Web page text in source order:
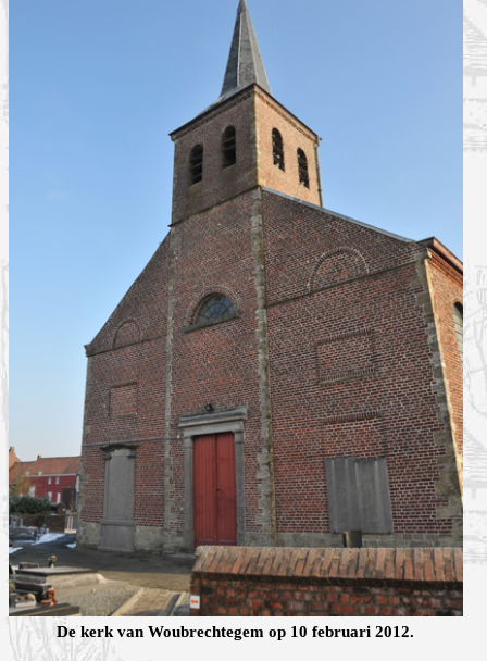
De kerk van Woubrechtegem op 10 februari 2012.